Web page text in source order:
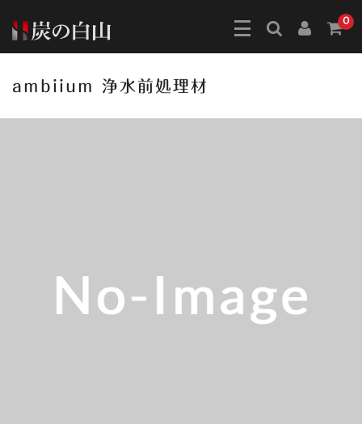
0
ambiium 浄水前処理材